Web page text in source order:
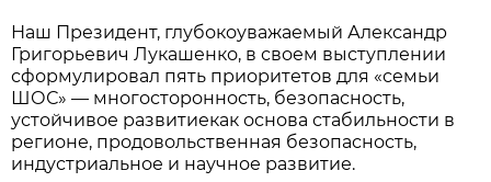
Наш Президент, глубокоуважаемый Александр
Григорьевич Лукашенко, в своем выступлении
сформулировал пять приоритетов для «семьи
ШОС» — многосторонность, безопасность,
устойчивое развитиекак основа стабильности в
регионе, продовольственная безопасность,
индустриальное и научное развитие.